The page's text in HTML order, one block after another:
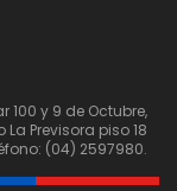
100 y 9 de Octubre,
La Previsora piso 18
(04) 2597980.